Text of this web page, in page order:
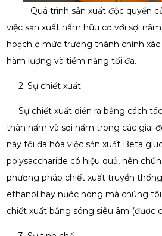
Quá trình sản xuất độc quyền
việc sản xuất nấm hữu cơ với sợi
hoạch ở mức trưởng thành chính
hàm lượng và tiềm năng tối đa.
2. Sự chiết xuất
Sự chiết xuất diễn ra bằng cách
thân nấm và sợi nấm trong các giai
này tối đa hóa việc sản xuất Beta
polysaccharide có hiệu quả, nên
phương pháp chiết xuất truyền
ethanol hay nước nóng mà chúng
chiết xuất bằng sóng siêu âm (được